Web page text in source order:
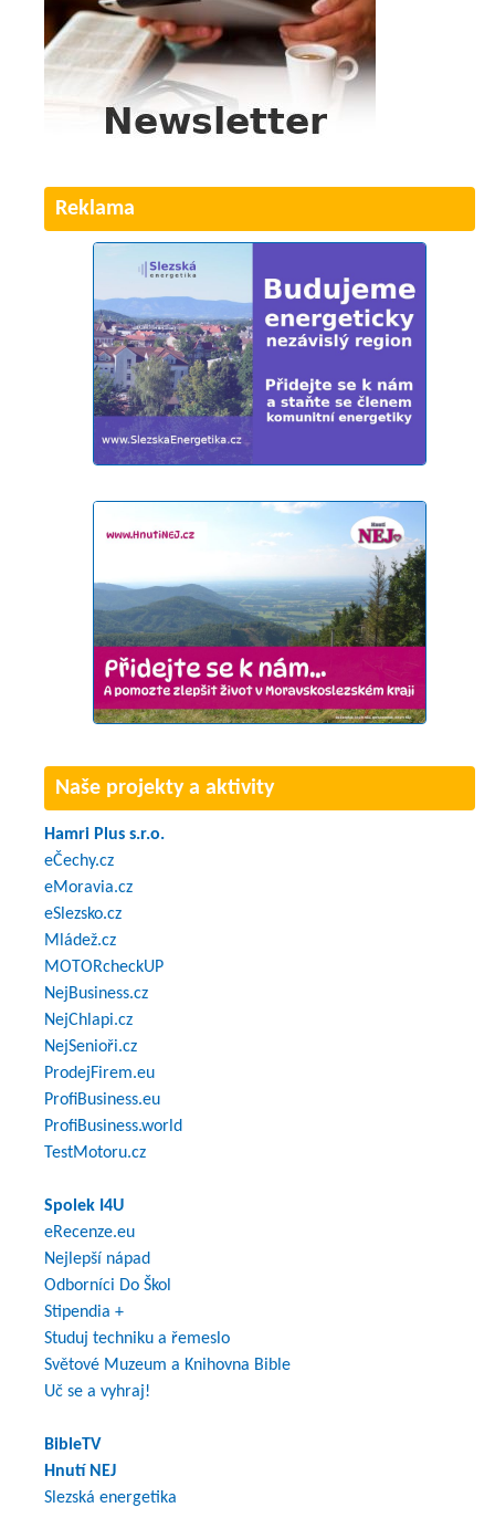
Reklama
Naše projekty a aktivity
Hamri Plus s.r.o.
eČechy.cz
eMoravia.cz
eSlezsko.cz
Mládež.cz
MOTORcheckUP
NejBusiness.cz
NejChlapi.cz
NejSenioři.cz
ProdejFirem.eu
ProfiBusiness.eu
ProfiBusiness.world
TestMotoru.cz
Spolek I4U
eRecenze.eu
Nejlepší nápad
Odborníci Do Škol
Stipendia +
Studuj techniku a řemeslo
Světové Muzeum a Knihovna Bible
Uč se a vyhraj!
BibleTV
Hnutí NEJ
Slezská energetika